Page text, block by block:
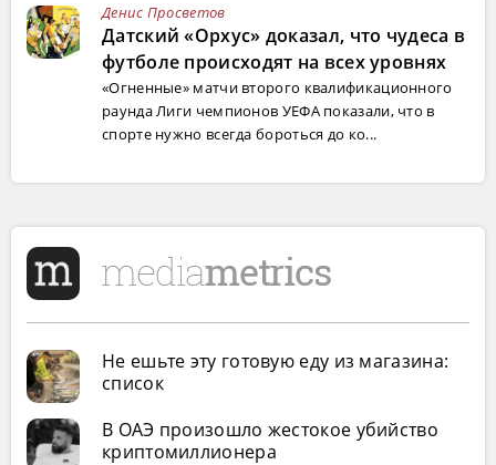
Денис Просветов
Датский «Орхус» доказал, что чудеса в
футболе происходят на всех уровнях
«Огненные» матчи второго квалификационного
раунда Лиги чемпионов УЕФА показали, что в
спорте нужно всегда бороться до ко...
Не ешьте эту готовую еду из магазина:
список
В ОАЭ произошло жестокое убийство
криптомиллионера